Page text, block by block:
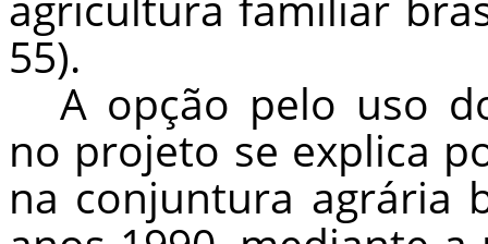
55).
A opção pelo uso
no projeto se explica
na conjuntura agrária